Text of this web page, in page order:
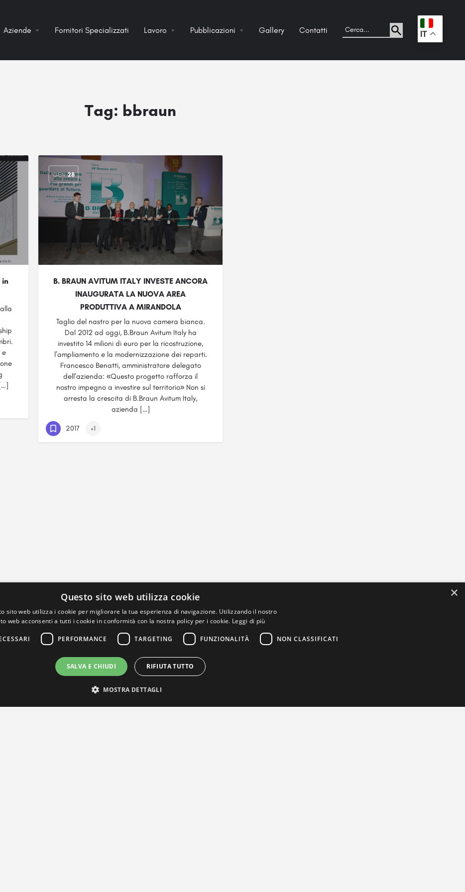
Aziende Fornitori Specializzati Lavoro Pubblicazioni Gallery Contatti . IT
Tag: bbraun
in
e
GEN 28
B. BRAUN AVITUM ITALY INVESTE ANCORA
INAUGURATA LA NUOVA AREA
PRODUTTIVA A MIRANDOLA
Taglio del nastro per la nuova camera bianca.
Dal 2012 ad oggi, B.Braun Avitum Italy ha
investito 14 milioni di euro per la ricostruzione,
l’ampliamento e la modernizzazione dei reparti.
Francesco Benatti, amministratore delegato
dell’azienda: «Questo progetto rafforza il
nostro impegno a investire sul territorio» Non si
arresta la crescita di B.Braun Avitum Italy,
azienda […]
2017 +1
×
Questo sito web utilizza cookie
sito web utilizza i cookie per migliorare la tua esperienza di navigazione. Utilizzando il nostro
web acconsenti a tutti i cookie in conformità con la nostra policy per i cookie. Leggi di più
PERFORMANCE TARGETING FUNZIONALITÀ NON CLASSIFICATI
SALVA E CHIUDI RIFIUTA TUTTO
MOSTRA DETTAGLI